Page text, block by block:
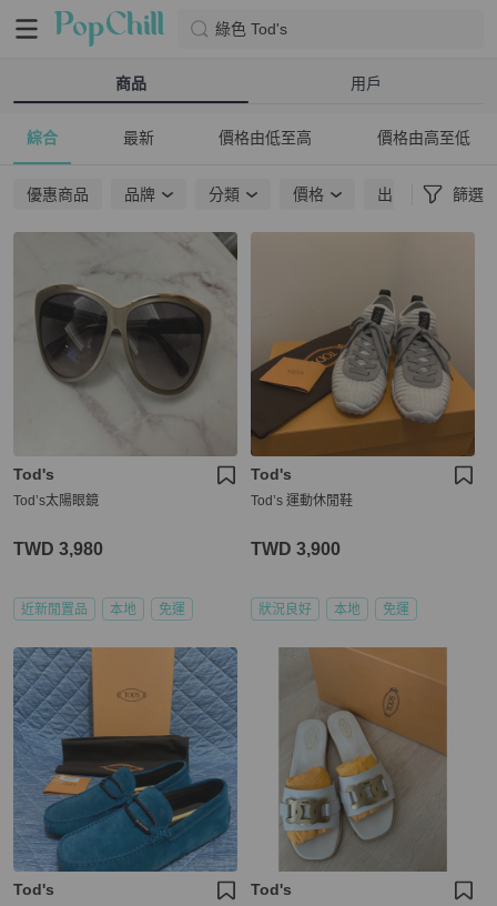
綠色 Tod's
商品 用戶
綜合 最新 價格由低至高 價格由高至低
優惠商品 品牌 分類 價格 出貨地點 篩選
Tod's
Tod’s太陽眼鏡
TWD 3,980
近新閒置品 本地 免運
Tod's
Tod’s 運動休閒鞋
TWD 3,900
狀況良好 本地 免運
Tod's Tod's